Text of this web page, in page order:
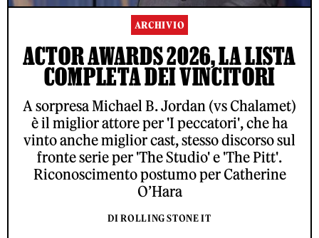
ARCHIVIO
ACTOR AWARDS 2026, LA LISTA
COMPLETA DEI VINCITORI
A sorpresa Michael B. Jordan (vs Chalamet)
è il miglior attore per 'I peccatori', che ha
vinto anche miglior cast, stesso discorso sul
fronte serie per 'The Studio' e 'The Pitt'.
Riconoscimento postumo per Catherine
O’Hara
DI ROLLING STONE IT